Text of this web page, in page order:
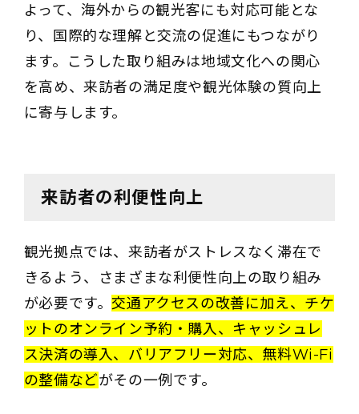
よって、海外からの観光客にも対応可能とな
り、国際的な理解と交流の促進にもつながり
ます。こうした取り組みは地域文化への関心
を高め、来訪者の満足度や観光体験の質向上
に寄与します。
来訪者の利便性向上
観光拠点では、来訪者がストレスなく滞在で
きるよう、さまざまな利便性向上の取り組み
が必要です。交通アクセスの改善に加え、チケ
ットのオンライン予約・購入、キャッシュレ
ス決済の導入、バリアフリー対応、無料Wi-Fi
の整備などがその一例です。